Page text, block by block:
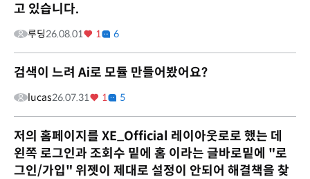
고 있습니다.
루딩26.08.01 1 6
검색이 느려 Ai로 모듈 만들어봤어요?
lucas26.07.31 1 5
저의 홈페이지를 XE_Official 레이아웃로로 했는 데
왼쪽 로그인과 조회수 밑에 홈 이라는 글바로밑에 "로
그인/가입" 위젯이 제대로 설정이 안되어 해결책을 찾